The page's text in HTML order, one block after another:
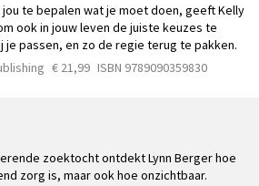
te bepalen wat je moet doen, geeft Kelly
ook in jouw leven de juiste keuzes te
je passen, en zo de regie terug te pakken.
€ 21,99 ISBN 9789090359830
zoektocht ontdekt Lynn Berger hoe
zorg is, maar ook hoe onzichtbaar.